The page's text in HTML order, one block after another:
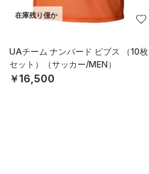
在庫残り僅か
UAチーム ナンバード ビブス （10枚
セット）（サッカー/MEN）
￥16,500